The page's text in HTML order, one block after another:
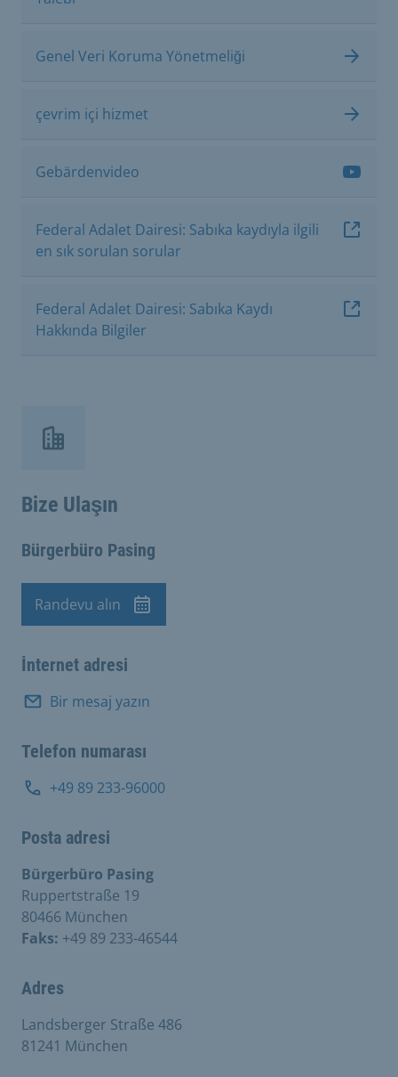
Genel Veri Koruma Yönetmeliği
çevrim içi hizmet
Gebärdenvideo
Federal Adalet Dairesi: Sabıka kaydıyla ilgili
en sık sorulan sorular
Federal Adalet Dairesi: Sabıka Kaydı
Hakkında Bilgiler
Bize Ulaşın
Bürgerbüro Pasing
Randevu
Randevu alın
İnternet adresi
Bir mesaj yazın
Telefon numarası
+49 89 233-96000
Posta adresi
Bürgerbüro Pasing
Ruppertstraße 19
80466 München
Faks: +49 89 233-46544
Adres
Landsberger Straße 486
81241 München